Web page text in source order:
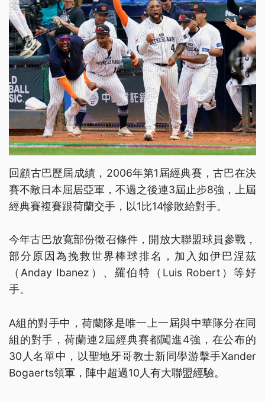
回顧古巴歷屆成績，2006年第1屆經典賽，古巴在決
賽不敵日本屈居亞軍，不過之後連3屆止步8強，上屆
經典賽複賽跟荷蘭交手，以1比14慘敗給對手。
今年古巴放寬部份徵召條件，開放大聯盟球員參戰，
部分原因為挽救世界棒球排名，加入如伊巴涅茲
（Anday Ibanez）、羅伯特（Luis Robert）等好
手。
A組的對手中，荷蘭隊是唯一上一屆與中華隊分在同
組的對手，荷蘭連2屆經典賽都闖進4強，在公布的
30人名單中，以聖地牙哥教士新同學游擊手Xander
Bogaerts領軍，陣中超過10人有大聯盟經驗。